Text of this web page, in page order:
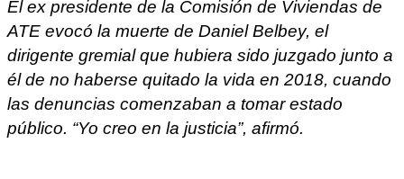
El ex presidente de la Comisión de Viviendas de
ATE evocó la muerte de Daniel Belbey, el
dirigente gremial que hubiera sido juzgado junto a
él de no haberse quitado la vida en 2018, cuando
las denuncias comenzaban a tomar estado
público. “Yo creo en la justicia”, afirmó.